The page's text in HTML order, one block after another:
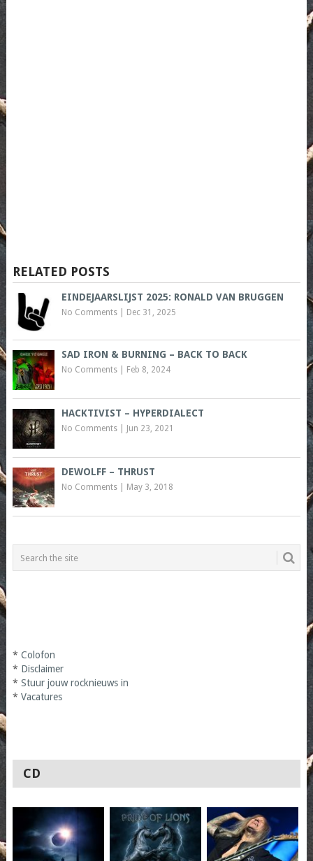
RELATED POSTS
EINDEJAARSLIJST 2025: RONALD VAN BRUGGEN
No Comments| Dec 31, 2025
SAD IRON & BURNING – BACK TO BACK
No Comments| Feb 8, 2024
HACKTIVIST – HYPERDIALECT
No Comments| Jun 23, 2021
DEWOLFF – THRUST
No Comments| May 3, 2018
* Colofon
* Disclaimer
* Stuur jouw rocknieuws in
* Vacatures
CD